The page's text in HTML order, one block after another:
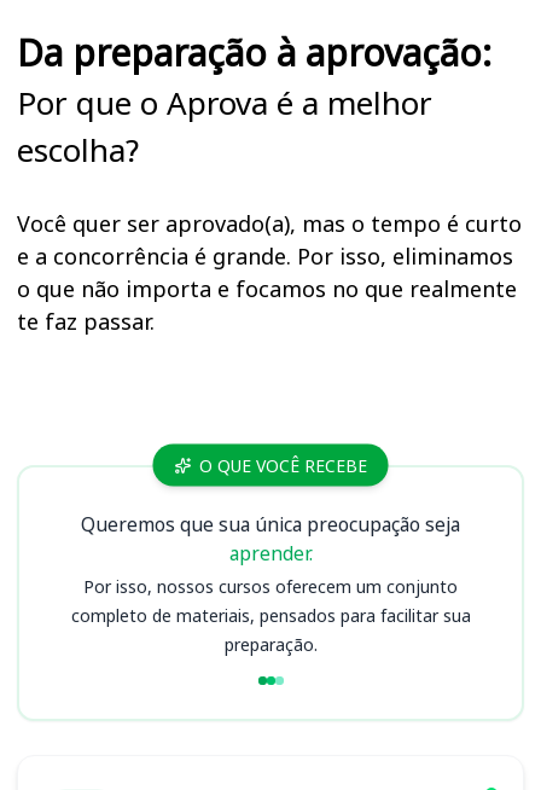
Da preparação à aprovação:
Por que o Aprova é a melhor
escolha?
Você quer ser aprovado(a), mas o tempo é curto
e a concorrência é grande. Por isso, eliminamos
o que não importa e focamos no que realmente
te faz passar.
Cursos SEAD APO QUE VOCÊ RECEBE
Queremos que sua única preocupação seja
aprender.
Por isso, nossos cursos oferecem um conjunto
completo de materiais, pensados para facilitar sua
preparação.